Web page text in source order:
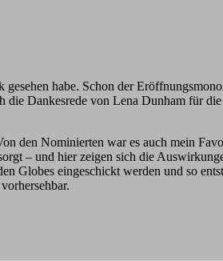
habe. Schon der
die Dankesrede von Lena Dunham für
den Nominierten war es auch mein
– und hier zeigen sich die
Globes eingeschickt werden und so